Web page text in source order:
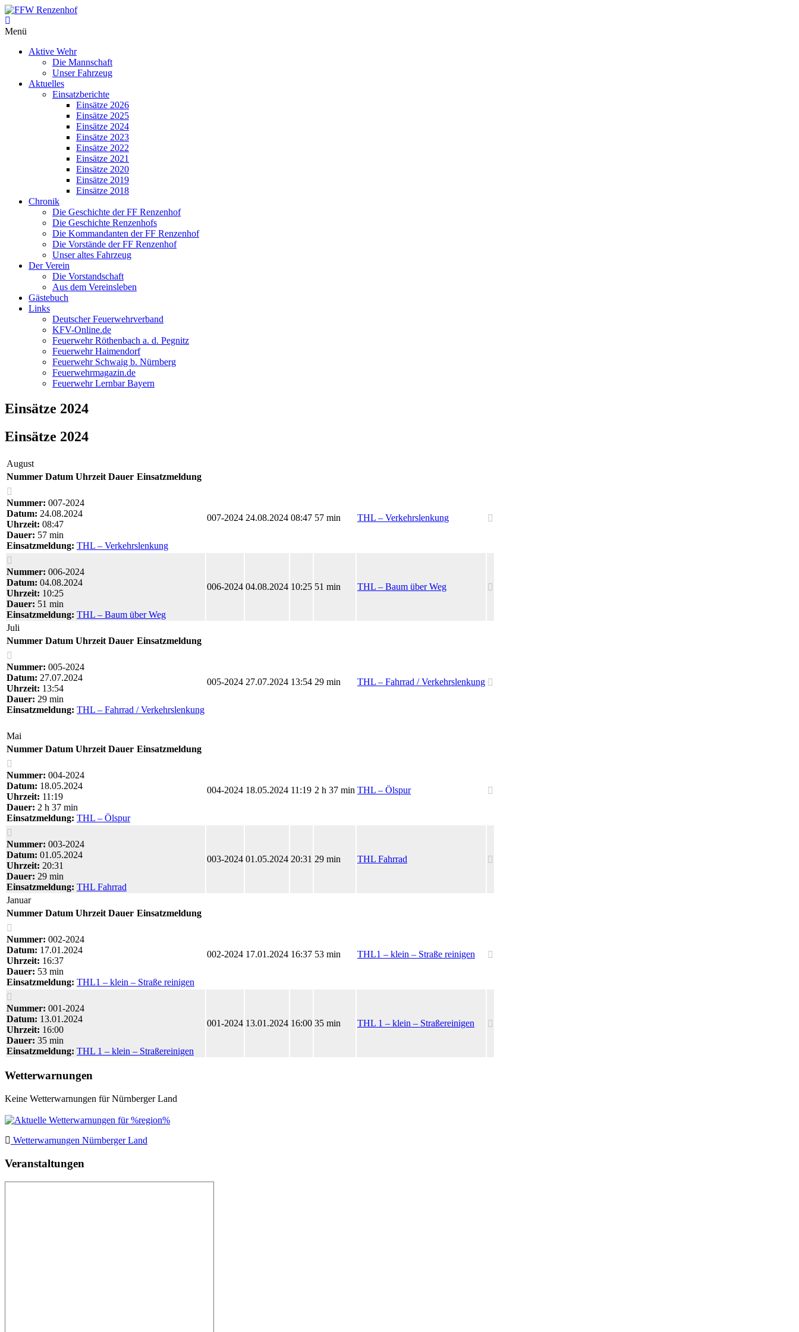
Zum
Inhalt
springen
FFW
Renzenhof
Löschen
Menü
Aktive Wehr
Die Mannschaft
Unser Fahrzeug
Aktuelles
Einsatzberichte
Einsätze 2026
Einsätze 2025
Einsätze 2024
Einsätze 2023
Einsätze 2022
Einsätze 2021
Einsätze 2020
Einsätze 2019
Einsätze 2018
Chronik
Die Geschichte der FF Renzenhof
Die Geschichte Renzenhofs
Die Kommandanten der FF Renzenhof
Die Vorstände der FF Renzenhof
Unser altes Fahrzeug
Der Verein
Die Vorstandschaft
Aus dem Vereinsleben
Gästebuch
Links
Deutscher Feuerwehrverband
KFV-Online.de
Feuerwehr Röthenbach a. d. Pegnitz
Feuerwehr Haimendorf
Feuerwehr Schwaig b. Nürnberg
Feuerwehrmagazin.de
Feuerwehr Lernbar Bayern
Einsätze 2024
Einsätze 2024
August
Nummer Datum Uhrzeit Dauer Einsatzmeldung
Nummer: 007-2024
Datum: 24.08.2024
Uhrzeit: 08:47
Dauer: 57 min
Einsatzmeldung: THL – Verkehrslenkung
007-2024 24.08.2024 08:47 57 min THL – Verkehrslenkung
Nummer: 006-2024
Datum: 04.08.2024
Uhrzeit: 10:25
Dauer: 51 min
Einsatzmeldung: THL – Baum über Weg
006-2024 04.08.2024 10:25 51 min THL – Baum über Weg
Juli
Nummer Datum Uhrzeit Dauer Einsatzmeldung
Nummer: 005-2024
Datum: 27.07.2024
Uhrzeit: 13:54
Dauer: 29 min
Einsatzmeldung: THL – Fahrrad / Verkehrslenkung
005-2024 27.07.2024 13:54 29 min THL – Fahrrad / Verkehrslenkung
Mai
Nummer Datum Uhrzeit Dauer Einsatzmeldung
Nummer: 004-2024
Datum: 18.05.2024
Uhrzeit: 11:19
Dauer: 2 h 37 min
Einsatzmeldung: THL – Ölspur
004-2024 18.05.2024 11:19 2 h 37 min THL – Ölspur
Nummer: 003-2024
Datum: 01.05.2024
Uhrzeit: 20:31
Dauer: 29 min
Einsatzmeldung: THL Fahrrad
003-2024 01.05.2024 20:31 29 min THL Fahrrad
Januar
Nummer Datum Uhrzeit Dauer Einsatzmeldung
Nummer: 002-2024
Datum: 17.01.2024
Uhrzeit: 16:37
Dauer: 53 min
Einsatzmeldung: THL1 – klein – Straße reinigen
002-2024 17.01.2024 16:37 53 min THL1 – klein – Straße reinigen
Nummer: 001-2024
Datum: 13.01.2024
Uhrzeit: 16:00
Dauer: 35 min
Einsatzmeldung: THL 1 – klein – Straßereinigen
001-2024 13.01.2024 16:00 35 min THL 1 – klein – Straßereinigen
Wetterwarnungen
Keine Wetterwarnungen für Nürnberger Land
Wetterwarnungen Nürnberger Land
Veranstaltungen